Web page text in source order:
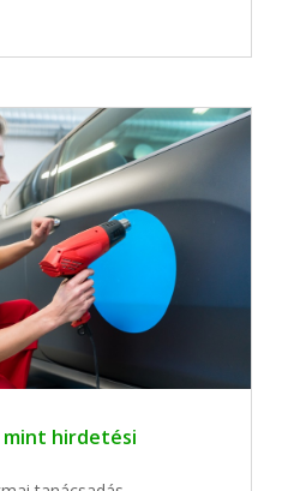
hirdetési